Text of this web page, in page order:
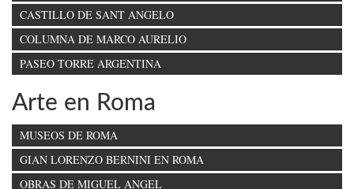
CASTILLO DE SANT ANGELO
COLUMNA DE MARCO AURELIO
PASEO TORRE ARGENTINA
Arte en Roma
MUSEOS DE ROMA
GIAN LORENZO BERNINI EN ROMA
OBRAS DE MIGUEL ANGEL